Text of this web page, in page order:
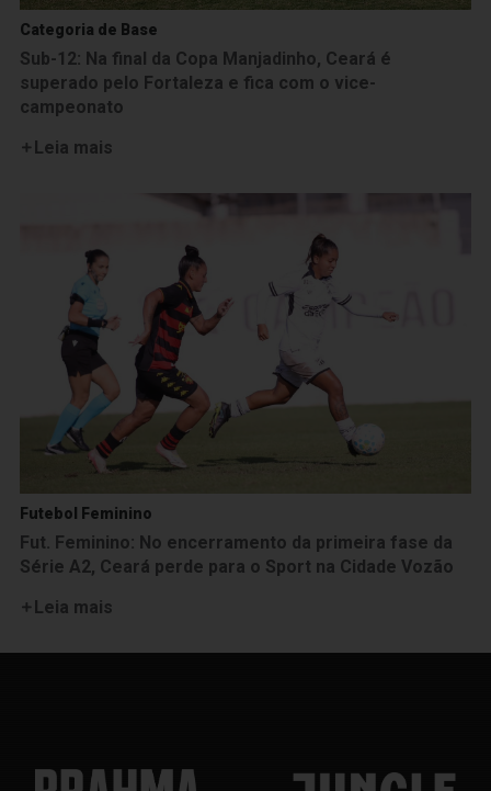
Categoria de Base
Sub-12: Na final da Copa Manjadinho, Ceará é
superado pelo Fortaleza e fica com o vice-
campeonato
Leia mais
Futebol Feminino
Fut. Feminino: No encerramento da primeira fase da
Série A2, Ceará perde para o Sport na Cidade Vozão
Leia mais